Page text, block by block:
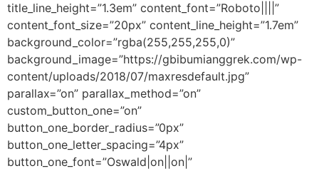
title_line_height=”1.3em” content_font=”Roboto||||”
content_font_size=”20px” content_line_height=”1.7em”
background_color=”rgba(255,255,255,0)”
background_image=”https://gbibumianggrek.com/wp-
content/uploads/2018/07/maxresdefault.jpg”
parallax=”on” parallax_method=”on”
custom_button_one=”on”
button_one_border_radius=”0px”
button_one_letter_spacing=”4px”
button_one_font=”Oswald|on||on|”